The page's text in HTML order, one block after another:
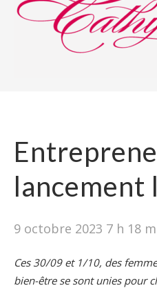
lancement
9 octobre 2023 7 h 18
Ces 30/09 et 1/10, des
bien-être se sont unies pour